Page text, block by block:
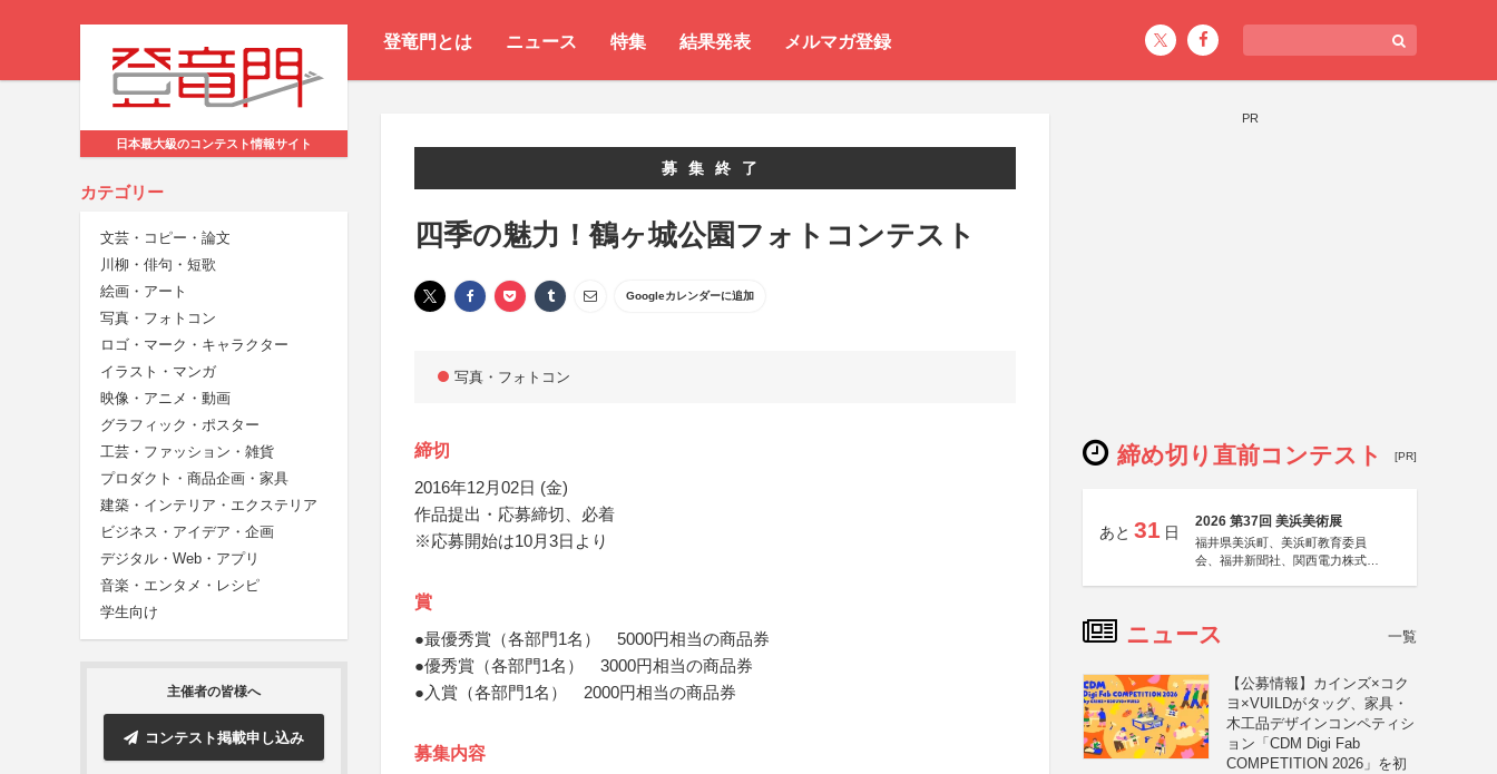
登竜門とは ニュース 特集 結果発表 メルマガ登録
日本最大級のコンテスト情報サイト
カテゴリー
文芸・コピー・論文
川柳・俳句・短歌
絵画・アート
写真・フォトコン
ロゴ・マーク・キャラクター
イラスト・マンガ
映像・アニメ・動画
グラフィック・ポスター
工芸・ファッション・雑貨
プロダクト・商品企画・家具
建築・インテリア・エクステリア
ビジネス・アイデア・企画
デジタル・Web・アプリ
音楽・エンタメ・レシピ
学生向け
主催者の皆様へ
コンテスト掲載申し込み
募集終了
四季の魅力！鶴ヶ城公園フォトコンテスト
Googleカレンダーに追加
写真・フォトコン
締切
2016年12月02日 (金)
作品提出・応募締切、必着
※応募開始は10月3日より
賞
●最優秀賞（各部門1名） 5000円相当の商品券
●優秀賞（各部門1名） 3000円相当の商品券
●入賞（各部門1名） 2000円相当の商品券
募集内容
PR
締め切り直前コンテスト [PR]
あと 31 日
2026 第37回 美浜美術展
福井県美浜町、美浜町教育委員
会、福井新聞社、関西電力株式会
ニュース 一覧
【公募情報】カインズ×コク
ヨ×VUILDがタッグ、家具・
木工品デザインコンペティシ
ョン「CDM Digi Fab
COMPETITION 2026」を初